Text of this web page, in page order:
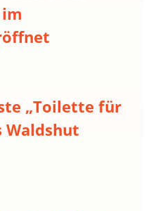
„Toilette für
Waldshut